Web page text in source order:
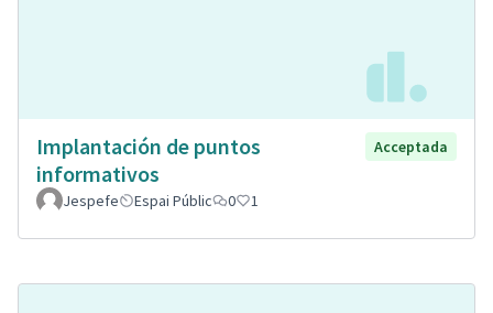
Implantación de puntos
informativos
Acceptada
Jespefe Espai Públic 0 1